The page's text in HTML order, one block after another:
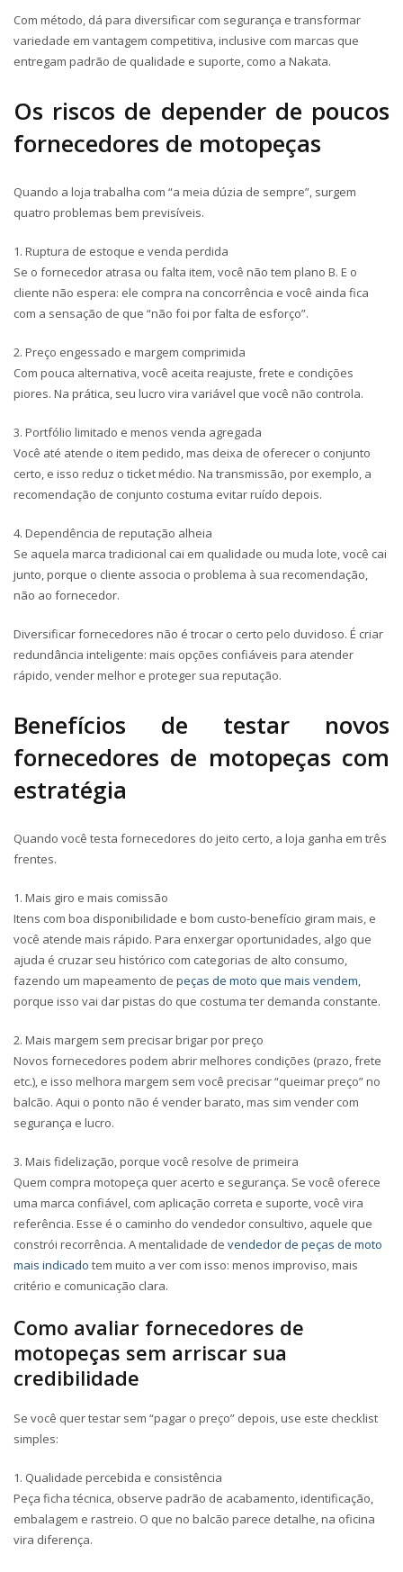
Com método, dá para diversificar com segurança e transformar
variedade em vantagem competitiva, inclusive com marcas que
entregam padrão de qualidade e suporte, como a Nakata.
Os riscos de depender de poucos
fornecedores de motopeças
Quando a loja trabalha com “a meia dúzia de sempre”, surgem
quatro problemas bem previsíveis.
1. Ruptura de estoque e venda perdida
Se o fornecedor atrasa ou falta item, você não tem plano B. E o
cliente não espera: ele compra na concorrência e você ainda fica
com a sensação de que “não foi por falta de esforço”.
2. Preço engessado e margem comprimida
Com pouca alternativa, você aceita reajuste, frete e condições
piores. Na prática, seu lucro vira variável que você não controla.
3. Portfólio limitado e menos venda agregada
Você até atende o item pedido, mas deixa de oferecer o conjunto
certo, e isso reduz o ticket médio. Na transmissão, por exemplo, a
recomendação de conjunto costuma evitar ruído depois.
4. Dependência de reputação alheia
Se aquela marca tradicional cai em qualidade ou muda lote, você cai
junto, porque o cliente associa o problema à sua recomendação,
não ao fornecedor.
Diversificar fornecedores não é trocar o certo pelo duvidoso. É criar
redundância inteligente: mais opções confiáveis para atender
rápido, vender melhor e proteger sua reputação.
Benefícios de testar novos
fornecedores de motopeças com
estratégia
Quando você testa fornecedores do jeito certo, a loja ganha em três
frentes.
1. Mais giro e mais comissão
Itens com boa disponibilidade e bom custo-benefício giram mais, e
você atende mais rápido. Para enxergar oportunidades, algo que
ajuda é cruzar seu histórico com categorias de alto consumo,
fazendo um mapeamento de peças de moto que mais vendem,
porque isso vai dar pistas do que costuma ter demanda constante.
2. Mais margem sem precisar brigar por preço
Novos fornecedores podem abrir melhores condições (prazo, frete
etc.), e isso melhora margem sem você precisar “queimar preço” no
balcão. Aqui o ponto não é vender barato, mas sim vender com
segurança e lucro.
3. Mais fidelização, porque você resolve de primeira
Quem compra motopeça quer acerto e segurança. Se você oferece
uma marca confiável, com aplicação correta e suporte, você vira
referência. Esse é o caminho do vendedor consultivo, aquele que
constrói recorrência. A mentalidade de vendedor de peças de moto
mais indicado tem muito a ver com isso: menos improviso, mais
critério e comunicação clara.
Como avaliar fornecedores de
motopeças sem arriscar sua
credibilidade
Se você quer testar sem “pagar o preço” depois, use este checklist
simples:
1. Qualidade percebida e consistência
Peça ficha técnica, observe padrão de acabamento, identificação,
embalagem e rastreio. O que no balcão parece detalhe, na oficina
vira diferença.